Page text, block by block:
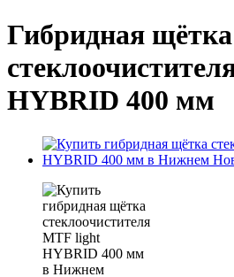
Гибридная щётка
HYBRID 400 мм